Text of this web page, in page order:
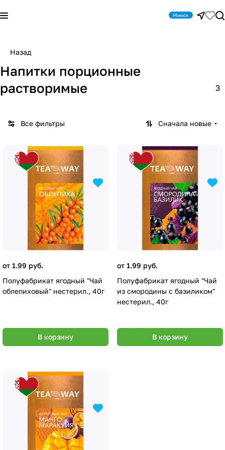
Минск
Назад
Напитки порционные
растворимые
3
Все фильтры Сначала новые
от 1.99 руб.
Полуфабрикат ягодный "Чай
облепиховый" нестерил., 40г
В корзину
от 1.99 руб.
Полуфабрикат ягодный "Чай
из смородины с базиликом"
нестерил., 40г
В корзину